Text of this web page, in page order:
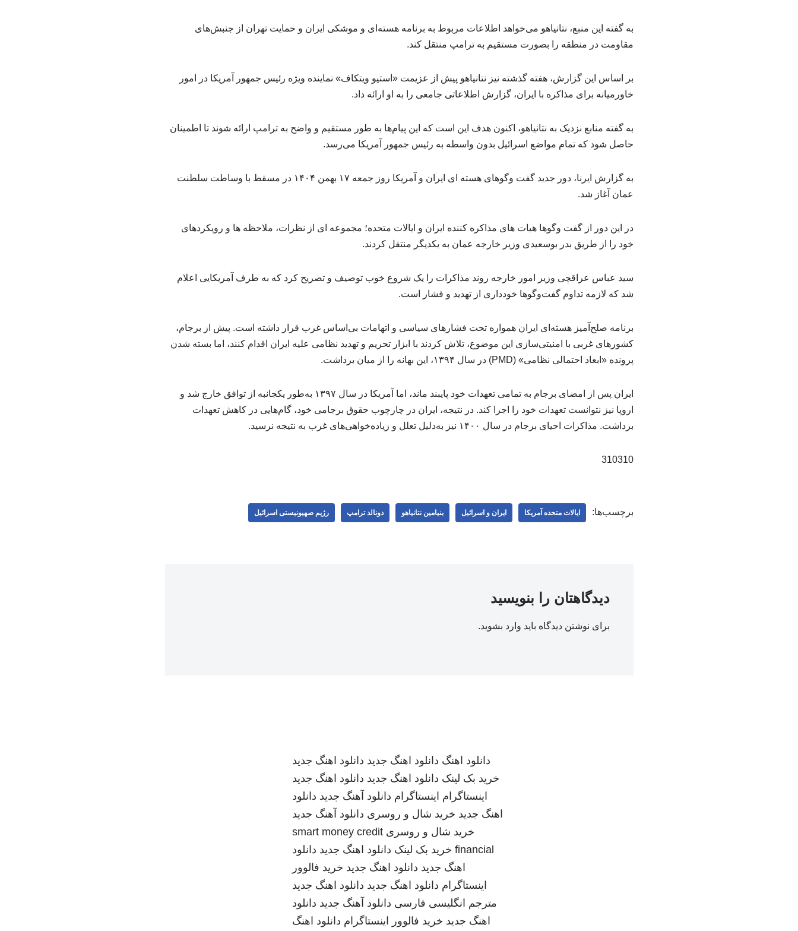
به گفته این منبع، نتانیاهو می‌خواهد اطلاعات مربوط به برنامه هسته‌ای و موشکی ایران و حمایت تهران از جنبش‌های
مقاومت در منطقه را بصورت مستقیم به ترامپ منتقل کند.
بر اساس این گزارش، هفته گذشته نیز نتانیاهو پیش از عزیمت «استیو ویتکاف» نماینده ویژه رئیس جمهور آمریکا در امور
خاورمیانه برای مذاکره با ایران، گزارش اطلاعاتی جامعی را به او ارائه داد.
به گفته منابع نزدیک به نتانیاهو، اکنون هدف این است که این پیام‌ها به طور مستقیم و واضح به ترامپ ارائه شوند تا اطمینان
حاصل شود که تمام مواضع اسرائیل بدون واسطه به رئیس جمهور آمریکا می‌رسد.
به گزارش ایرنا، دور جدید گفت وگوهای هسته ای ایران و آمریکا روز جمعه ۱۷ بهمن ۱۴۰۴ در مسقط با وساطت سلطنت
عمان آغاز شد.
در این دور از گفت وگوها هیات های مذاکره کننده ایران و ایالات متحده؛ مجموعه ای از نظرات، ملاحظه ها و رویکردهای
خود را از طریق بدر بوسعیدی وزیر خارجه عمان به یکدیگر منتقل کردند.
سید عباس عراقچی وزیر امور خارجه روند مذاکرات را یک شروع خوب توصیف و تصریح کرد که به طرف آمریکایی اعلام
شد که لازمه تداوم گفت‌وگوها خودداری از تهدید و فشار است.
برنامه صلح‌آمیز هسته‌ای ایران همواره تحت فشارهای سیاسی و اتهامات بی‌اساس غرب قرار داشته است. پیش از برجام،
کشورهای غربی با امنیتی‌سازی این موضوع، تلاش کردند با ابزار تحریم و تهدید نظامی علیه ایران اقدام کنند، اما بسته شدن
پرونده «ابعاد احتمالی نظامی» (PMD) در سال ۱۳۹۴، این بهانه را از میان برداشت.
ایران پس از امضای برجام به تمامی تعهدات خود پایبند ماند، اما آمریکا در سال ۱۳۹۷ به‌طور یکجانبه از توافق خارج شد و
اروپا نیز نتوانست تعهدات خود را اجرا کند. در نتیجه، ایران در چارچوب حقوق برجامی خود، گام‌هایی در کاهش تعهدات
برداشت. مذاکرات احیای برجام در سال ۱۴۰۰ نیز به‌دلیل تعلل و زیاده‌خواهی‌های غرب به نتیجه نرسید.
310310
برچسب‌ها: ایالات متحده آمریکا ایران و اسرائیل بنیامین نتانیاهو دونالد ترامپ رژیم صهیونیستی اسرائیل
دیدگاهتان را بنویسید
برای نوشتن دیدگاه باید وارد بشوید.
دانلود اهنگ دانلود اهنگ جدید دانلود اهنگ جدید
خرید بک لینک دانلود اهنگ جدید دانلود اهنگ جدید
اینستاگرام اینستاگرام دانلود آهنگ جدید دانلود
اهنگ جدید خرید شال و روسری دانلود آهنگ جدید
خرید شال و روسری smart money credit
financial خرید بک لینک دانلود اهنگ جدید دانلود
اهنگ جدید دانلود اهنگ جدید خرید فالوور
اینستاگرام دانلود اهنگ جدید دانلود اهنگ جدید
مترجم انگلیسی فارسی دانلود آهنگ جدید دانلود
اهنگ جدید خرید فالوور اینستاگرام دانلود اهنگ